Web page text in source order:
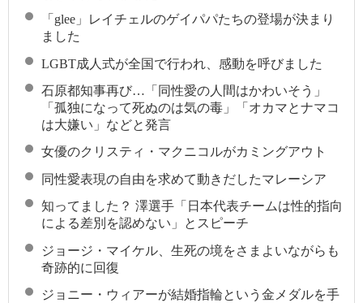
「glee」レイチェルのゲイパパたちの登場が決まり
ました
LGBT成人式が全国で行われ、感動を呼びました
石原都知事再び…「同性愛の人間はかわいそう」
「孤独になって死ぬのは気の毒」「オカマとナマコ
は大嫌い」などと発言
女優のクリスティ・マクニコルがカミングアウト
同性愛表現の自由を求めて動きだしたマレーシア
知ってました？ 澤選手「日本代表チームは性的指向
による差別を認めない」とスピーチ
ジョージ・マイケル、生死の境をさまよいながらも
奇跡的に回復
ジョニー・ウィアーが結婚指輪という金メダルを手